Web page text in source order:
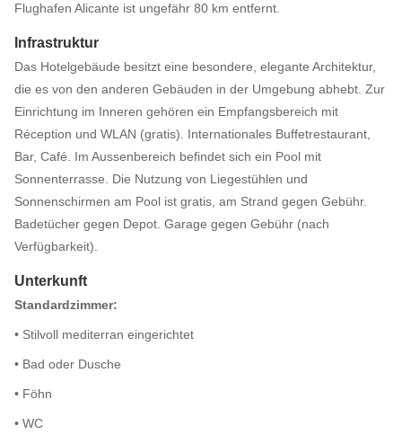
Flughafen Alicante ist ungefähr 80 km entfernt.
Infrastruktur
Das Hotelgebäude besitzt eine besondere, elegante Architektur,
die es von den anderen Gebäuden in der Umgebung abhebt. Zur
Einrichtung im Inneren gehören ein Empfangsbereich mit
Réception und WLAN (gratis). Internationales Buffetrestaurant,
Bar, Café. Im Aussenbereich befindet sich ein Pool mit
Sonnenterrasse. Die Nutzung von Liegestühlen und
Sonnenschirmen am Pool ist gratis, am Strand gegen Gebühr.
Badetücher gegen Depot. Garage gegen Gebühr (nach
Verfügbarkeit).
Unterkunft
Standardzimmer:
• Stilvoll mediterran eingerichtet
• Bad oder Dusche
• Föhn
• WC